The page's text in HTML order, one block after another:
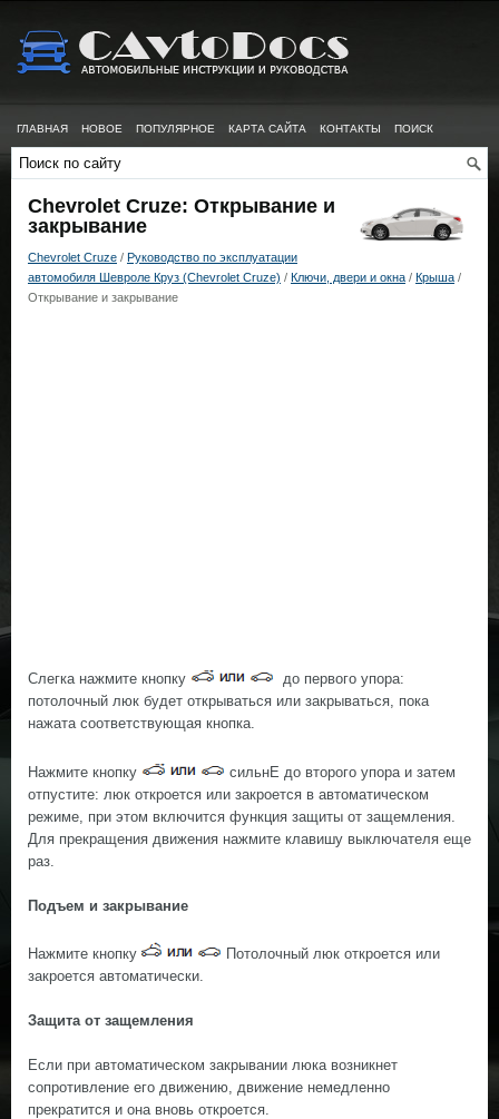
ГЛАВНАЯ НОВОЕ ПОПУЛЯРНОЕ КАРТА САЙТА КОНТАКТЫ ПОИСК
Chevrolet Cruze: Открывание и
закрывание
Chevrolet Cruze / Руководство по эксплуатации
автомобиля Шевроле Круз (Chevrolet Cruze) / Ключи, двери и окна / Крыша /
Открывание и закрывание
Слегка нажмите кнопку
до первого упора:
потолочный люк будет открываться или закрываться, пока
нажата соответствующая кнопка.
Нажмите кнопку
сильнЕ до второго упора и затем
отпустите: люк откроется или закроется в автоматическом
режиме, при этом включится функция защиты от защемления.
Для прекращения движения нажмите клавишу выключателя еще
раз.
Подъем и закрывание
Нажмите кнопку
Потолочный люк откроется или
закроется автоматически.
Защита от защемления
Если при автоматическом закрывании люка возникнет
сопротивление его движению, движение немедленно
прекратится и она вновь откроется.